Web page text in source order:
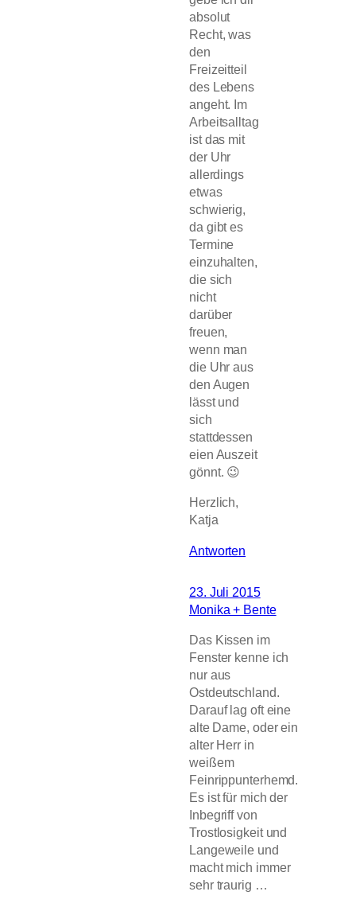
absolut
Recht, was
den
Freizeitteil
des Lebens
angeht. Im
Arbeitsalltag
ist das mit
der Uhr
allerdings
etwas
schwierig,
da gibt es
Termine
einzuhalten,
die sich
nicht
darüber
freuen,
wenn man
die Uhr aus
den Augen
lässt und
sich
stattdessen
eien Auszeit
gönnt. 😉
Herzlich,
Katja
Antworten
23. Juli 2015
Monika + Bente
Das Kissen im
Fenster kenne ich
nur aus
Ostdeutschland.
Darauf lag oft eine
alte Dame, oder ein
alter Herr in
weißem
Feinrippunterhemd.
Es ist für mich der
Inbegriff von
Trostlosigkeit und
Langeweile und
macht mich immer
sehr traurig …